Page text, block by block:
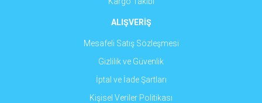
ALIŞVERİŞ
Mesafeli Satış Sözleşmesi
Gizlilik ve Güvenlik
İptal ve İade Şartları
Kişisel Veriler Politikası